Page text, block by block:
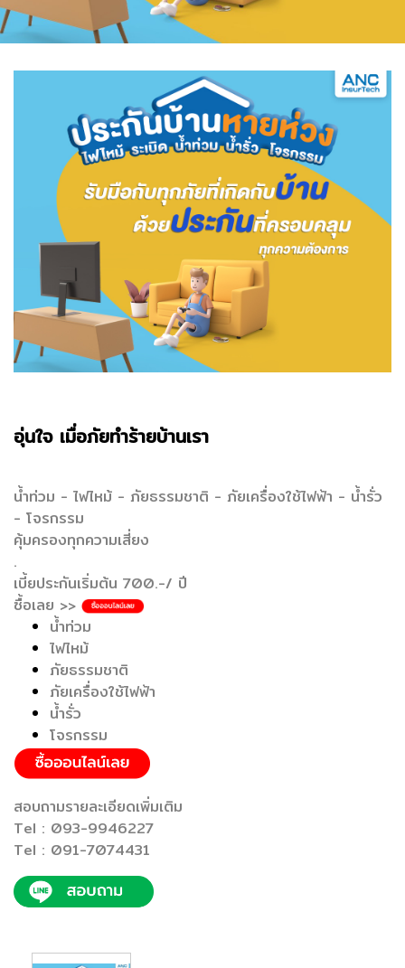
อุ่นใจ เมื่อภัยทำร้ายบ้านเรา
น้ำท่วม - ไฟไหม้ - ภัยธรรมชาติ - ภัยเครื่องใช้ไฟฟ้า - น้ำรั่ว
- โจรกรรม
คุ้มครองทุกความเสี่ยง
.
เบี้ยประกันเริ่มต้น 700.-/ ปี
ซื้อเลย >>
น้ำท่วม
ไฟไหม้
ภัยธรรมชาติ
ภัยเครื่องใช้ไฟฟ้า
น้ำรั่ว
โจรกรรม
สอบถามรายละเอียดเพิ่มเติม
Tel : 093-9946227
Tel : 091-7074431